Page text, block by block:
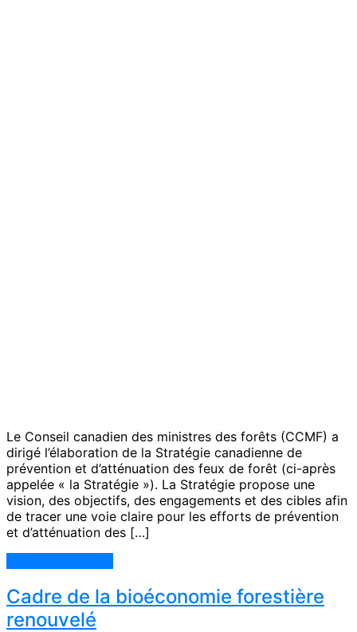
Le Conseil canadien des ministres des forêts (CCMF) a
dirigé l’élaboration de la Stratégie canadienne de
prévention et d’atténuation des feux de forêt (ci-après
appelée « la Stratégie »). La Stratégie propose une
vision, des objectifs, des engagements et des cibles afin
de tracer une voie claire pour les efforts de prévention
et d’atténuation des […]
Cadre de la bioéconomie forestière
renouvelé